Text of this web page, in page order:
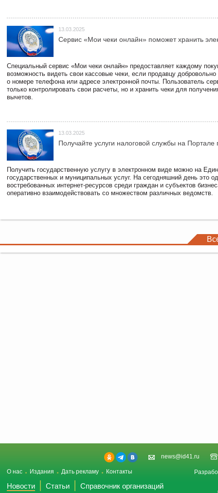
13.03.2025
Сервис «Мои чеки онлайн» поможет хранить
Специальный сервис «Мои чеки онлайн» предоставляет каждому
возможность видеть свои кассовые чеки, если продавцу
о номере телефона или адресе электронной почты. Пользователь
только контролировать свои расчеты, но и хранить чеки для
вычетов.
13.03.2025
Получайте услуги налоговой службы на Портале
Получить государственную услугу в электронном виде можно на
государственных и муниципальных услуг. На сегодняшний день это
востребованных интернет-ресурсов среди граждан и субъектов
оперативно взаимодействовать со множеством различных ведомств.
news@id41.ru
О нас Издания Дать рекламу Контакты
Новости Статьи
Справочник организаций